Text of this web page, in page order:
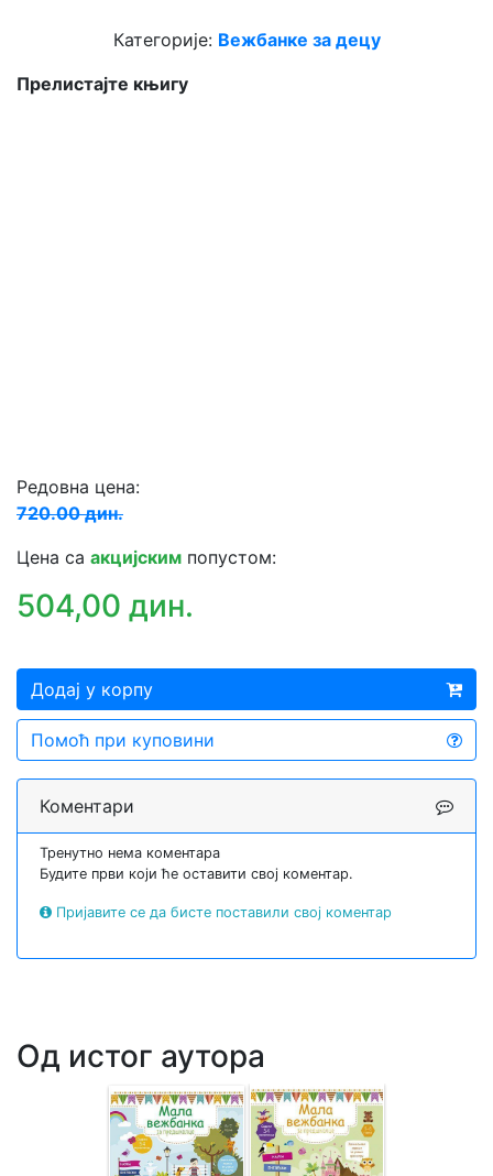
Категорије: Вежбанке за децу
Прелистајте књигу
Редовна цена:
720.00 дин.
Цена са акцијским попустом:
504,00 дин.
Додај у корпу
Помоћ при куповини
Коментари
Тренутно нема коментара
Будите први који ће оставити свој коментар.
Пријавите се да бисте поставили свој коментар
Од истог аутора